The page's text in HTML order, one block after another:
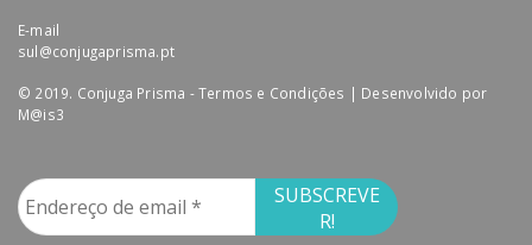
E-mail
sul@conjugaprisma.pt
© 2019. Conjuga Prisma -Termos e Condições | Desenvolvido por
M@is3